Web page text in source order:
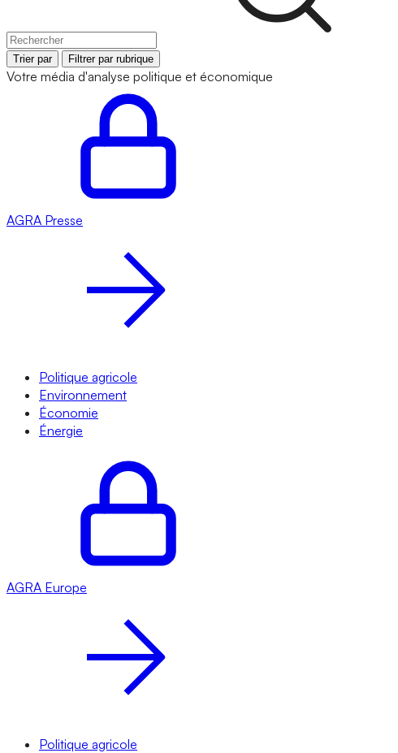
Trier par Filtrer par rubrique
Votre média d'analyse politique et économique
AGRA Presse
Politique agricole
Environnement
Économie
Énergie
AGRA Europe
Politique agricole